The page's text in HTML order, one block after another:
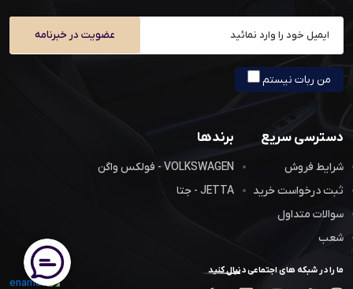
عضویت در خبرنامه
من ربات نیستم
دسترسی سریع
شرایط فروش
ثبت درخواست خرید
سوالات متداول
شعب
برندها
VOLKSWAGEN - فولکس واگن
JETTA - جتا
ما را در شبکه های اجتماعی دنبال کنید